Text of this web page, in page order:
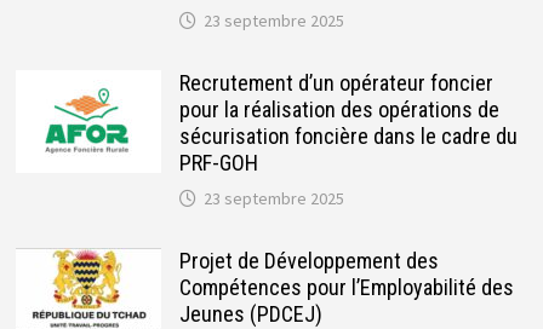
23 septembre 2025
Recrutement d’un opérateur foncier
pour la réalisation des opérations de
sécurisation foncière dans le cadre du
PRF-GOH
23 septembre 2025
Projet de Développement des
Compétences pour l’Employabilité des
Jeunes (PDCEJ)